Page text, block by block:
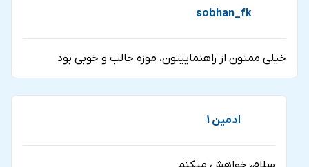
sobhan_fk
خیلی ممنون از راهنماییتون، موزه جالب و خوبی بود
ادمین 1